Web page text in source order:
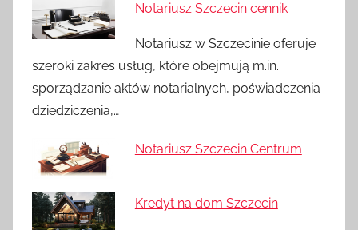
Notariusz Szczecin cennik
Notariusz w Szczecinie oferuje
szeroki zakres usług, które obejmują m.in.
sporządzanie aktów notarialnych, poświadczenia
dziedziczenia,…
Notariusz Szczecin Centrum
Kredyt na dom Szczecin